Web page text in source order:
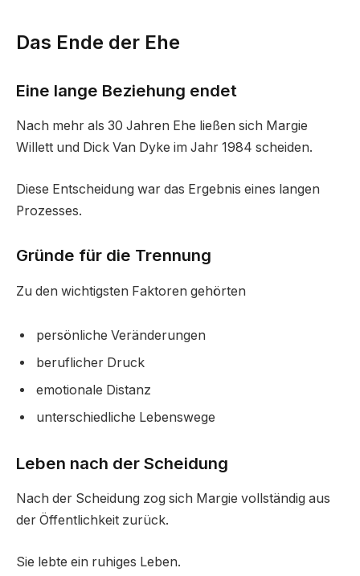
Das Ende der Ehe
Eine lange Beziehung endet
Nach mehr als 30 Jahren Ehe ließen sich Margie
Willett und Dick Van Dyke im Jahr 1984 scheiden.
Diese Entscheidung war das Ergebnis eines langen
Prozesses.
Gründe für die Trennung
Zu den wichtigsten Faktoren gehörten
persönliche Veränderungen
beruflicher Druck
emotionale Distanz
unterschiedliche Lebenswege
Leben nach der Scheidung
Nach der Scheidung zog sich Margie vollständig aus
der Öffentlichkeit zurück.
Sie lebte ein ruhiges Leben.